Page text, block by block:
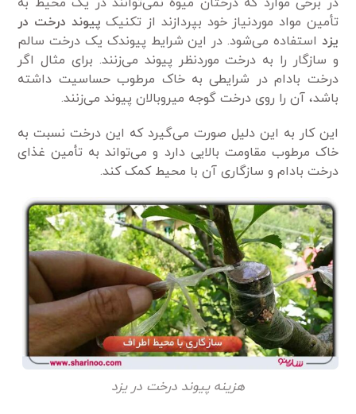
تأمین مواد موردنیاز خود بپردازند از تکنیک پیوند درخت در
یزد استفاده می‌شود. در این شرایط پیوندک یک درخت سالم
و سازگار را به درخت موردنظر پیوند می‌زنند. برای مثال اگر
درخت بادام در شرایطی به خاک مرطوب حساسیت داشته
باشد، آن را روی درخت گوجه میروبالان پیوند می‌زنند.
این کار به این دلیل صورت می‌گیرد که این درخت نسبت به
خاک مرطوب مقاومت بالایی دارد و می‌تواند به تأمین غذای
درخت بادام و سازگاری آن با محیط کمک کند.
هزینه پیوند درخت در یزد